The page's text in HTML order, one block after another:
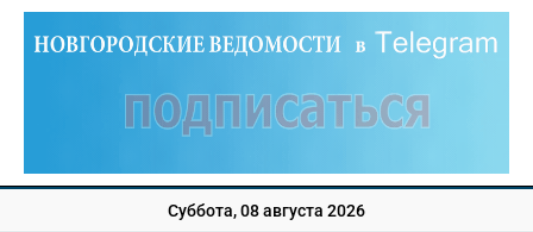
Суббота, 08 августа 2026